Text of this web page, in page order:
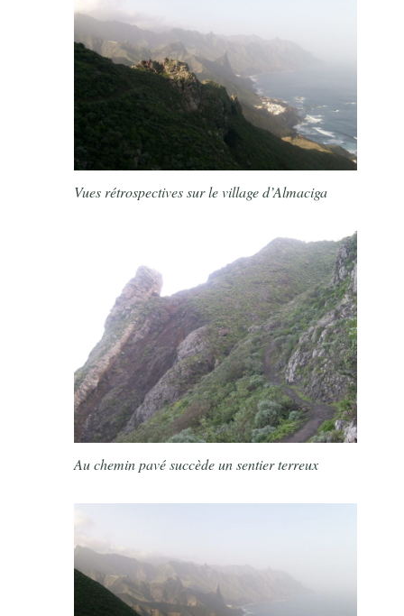
Vues rétrospectives sur le village d’Almaciga
Au chemin pavé succède un sentier terreux